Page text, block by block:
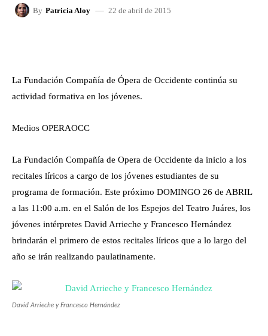
By Patricia Aloy 22 de abril de 2015
La Fundación Compañía de Ópera de Occidente continúa su
actividad formativa en los jóvenes.
Medios OPERAOCC
La Fundación Compañía de Opera de Occidente da inicio a los
recitales líricos a cargo de los jóvenes estudiantes de su
programa de formación. Este próximo DOMINGO 26 de ABRIL
a las 11:00 a.m. en el Salón de los Espejos del Teatro Juáres, los
jóvenes intérpretes David Arrieche y Francesco Hernández
brindarán el primero de estos recitales líricos que a lo largo del
año se irán realizando paulatinamente.
David Arrieche y Francesco Hernández